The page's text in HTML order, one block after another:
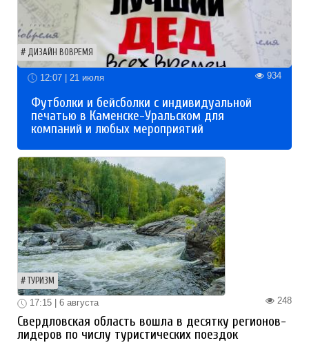
ДИЗАЙН ВОВРЕМЯ
12:07 | 21 июля 934
Футболки и бейсболки с индивидуальной
печатью в Каменске-Уральском для
компаний и любых мероприятий
ТУРИЗМ
248
17:15 | 6 августа
Свердловская область вошла в десятку регионов-
лидеров по числу туристических поездок